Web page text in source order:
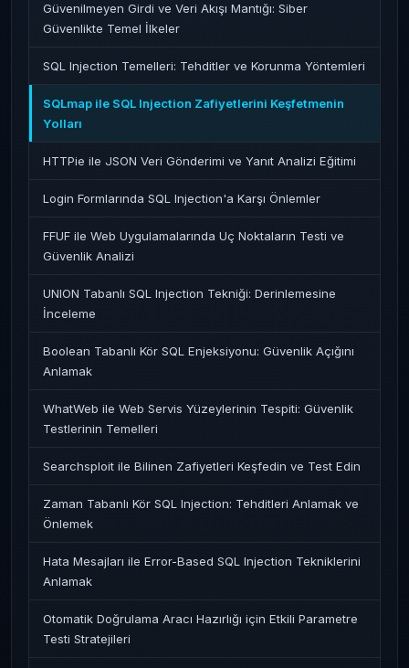
Güvenilmeyen Girdi ve Veri Akışı Mantığı: Siber
Güvenlikte Temel İlkeler
SQL Injection Temelleri: Tehditler ve Korunma Yöntemleri
SQLmap ile SQL Injection Zafiyetlerini Keşfetmenin
Yolları
HTTPie ile JSON Veri Gönderimi ve Yanıt Analizi Eğitimi
Login Formlarında SQL Injection'a Karşı Önlemler
FFUF ile Web Uygulamalarında Uç Noktaların Testi ve
Güvenlik Analizi
UNION Tabanlı SQL Injection Tekniği: Derinlemesine
İnceleme
Boolean Tabanlı Kör SQL Enjeksiyonu: Güvenlik Açığını
Anlamak
WhatWeb ile Web Servis Yüzeylerinin Tespiti: Güvenlik
Testlerinin Temelleri
Searchsploit ile Bilinen Zafiyetleri Keşfedin ve Test Edin
Zaman Tabanlı Kör SQL Injection: Tehditleri Anlamak ve
Önlemek
Hata Mesajları ile Error-Based SQL Injection Tekniklerini
Anlamak
Otomatik Doğrulama Aracı Hazırlığı için Etkili Parametre
Testi Stratejileri